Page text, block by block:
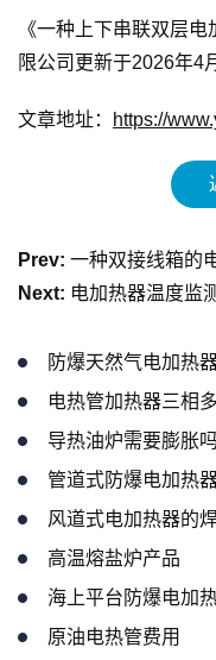
《一种上下串联双层
限公司更新于2026年4
文章地址： https://
Prev: 一种双接线箱的
Next: 电加热器温度监
防爆天然气电加热
电热管加热器三相
导热油炉需要膨胀吗
管道式防爆电加热
风道式电加热器的
高温熔盐炉产品
海上平台防爆电加
原油电热管费用